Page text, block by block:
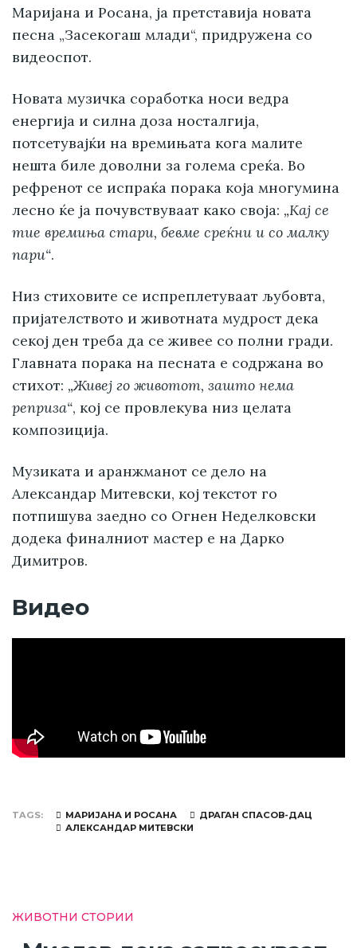
Маријана и Росана, ја претставија новата
песна „Засекогаш млади“, придружена со
видеоспот.
Новата музичка соработка носи ведра
енергија и силна доза носталгија,
потсетувајќи на времињата кога малите
нешта биле доволни за голема среќа. Во
рефренот се испраќа порака која многумина
лесно ќе ја почувствуваат како своја: „Кај се
тие времиња стари, бевме среќни и со малку
пари“.
Низ стиховите се испреплетуваат љубовта,
пријателството и животната мудрост дека
секој ден треба да се живее со полни гради.
Главната порака на песната е содржана во
стихот: „Живеј го животот, зашто нема
реприза“, кој се провлекува низ целата
композиција.
Музиката и аранжманот се дело на
Александар Митевски, кој текстот го
потпишува заедно со Огнен Неделковски
додека финалниот мастер е на Дарко
Димитров.
Видео
TAGS МАРИЈАНА И РОСАНА
ДРАГАН СПАСОВ-ДАЦ
АЛЕКСАНДАР МИТЕВСКИ
ЖИВОТНИ СТОРИИ